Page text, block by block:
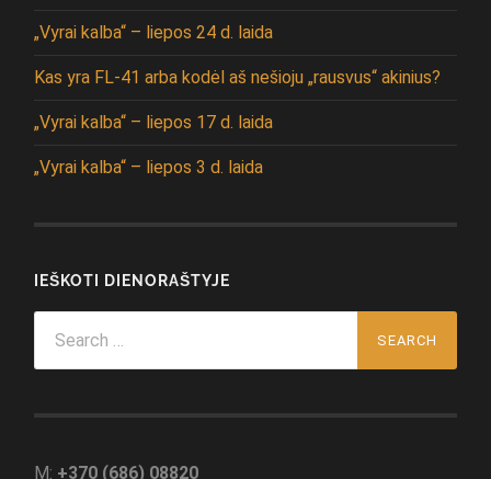
„Vyrai kalba“ – liepos 24 d. laida
Kas yra FL-41 arba kodėl aš nešioju „rausvus“ akinius?
„Vyrai kalba“ – liepos 17 d. laida
„Vyrai kalba“ – liepos 3 d. laida
IEŠKOTI DIENORAŠTYJE
for:
M: +370 (686) 08820